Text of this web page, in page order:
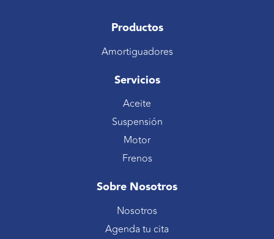
Productos
Amortiguadores
Servicios
Aceite
Suspensión
Motor
Frenos
Sobre Nosotros
Nosotros
Agenda tu cita